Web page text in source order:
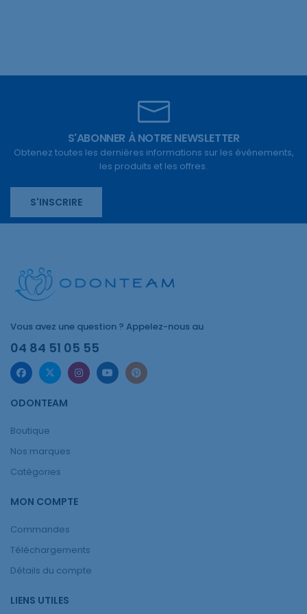
S'ABONNER À NOTRE NEWSLETTER
Obtenez toutes les dernières informations sur les événements,
les produits et les offres.
S'INSCRIRE
Vous avez une question ? Appelez-nous au
04 84 51 05 55
ODONTEAM
Boutique
Nos marques
Catégories
MON COMPTE
Commandes
Téléchargements
Détails du compte
LIENS UTILES